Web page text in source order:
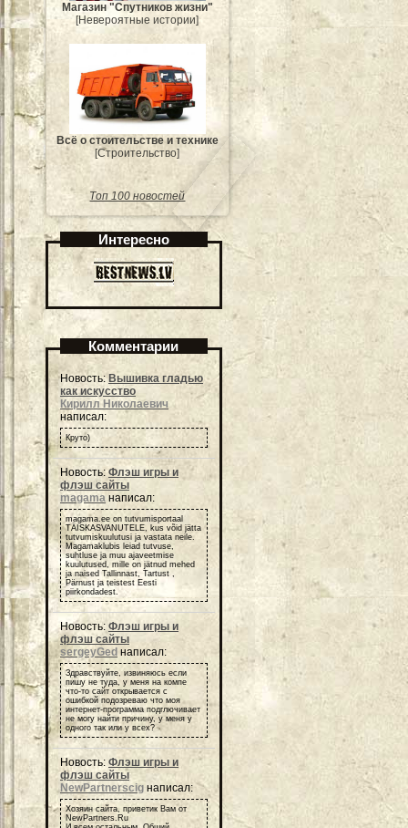
Магазин "Спутников жизни"
[Невероятные истории]
Всё о стоительстве и технике
[Строительство]
Топ 100 новостей
Интересно
Комментарии
Новость: Вышивка гладью
как искусство
Кирилл Николаевич
написал:
Круто)
Новость: Флэш игры и
флэш сайты
magama написал:
magama.ee on tutvumisportaal
TÄISKASVANUTELE, kus võid jätta
tutvumiskuulutusi ja vastata neile.
Magamaklubis leiad tutvuse,
suhtluse ja muu ajaveetmise
kuulutused, mille on jätnud mehed
ja naised Tallinnast, Tartust ,
Pärnust ja teistest Eesti
piirkondadest.
Новость: Флэш игры и
флэш сайты
sergeyGed написал:
Здравствуйте, извиняюсь если
пишу не туда, у меня на компе
что-то сайт открывается с
ошибкой подозреваю что моя
интернет-программа подглючивает
не могу найти причину, у меня у
одного так или у всех?
Новость: Флэш игры и
флэш сайты
NewPartnerscig написал:
Хозяин сайта, приветик Вам от
NewPartners.Ru